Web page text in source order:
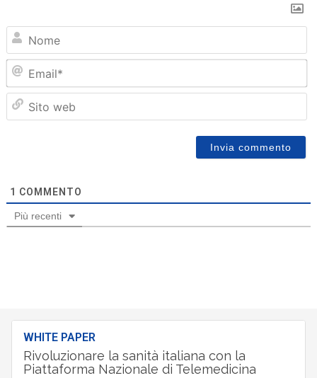
1 COMMENTO
Più recenti
WHITE PAPER
Rivoluzionare la sanità italiana con la
Piattaforma Nazionale di Telemedicina